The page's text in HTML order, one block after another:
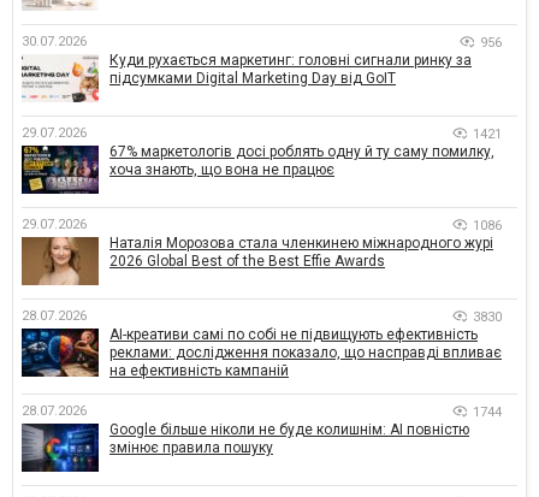
30.07.2026 956
Куди рухається маркетинг: головні сигнали ринку за
підсумками Digital Marketing Day від GoIT
29.07.2026 1421
67% маркетологів досі роблять одну й ту саму помилку,
хоча знають, що вона не працює
29.07.2026 1086
Наталія Морозова стала членкинею міжнародного журі
2026 Global Best of the Best Effie Awards
28.07.2026 3830
AI-креативи самі по собі не підвищують ефективність
реклами: дослідження показало, що насправді впливає
на ефективність кампаній
28.07.2026 1744
Google більше ніколи не буде колишнім: AI повністю
змінює правила пошуку